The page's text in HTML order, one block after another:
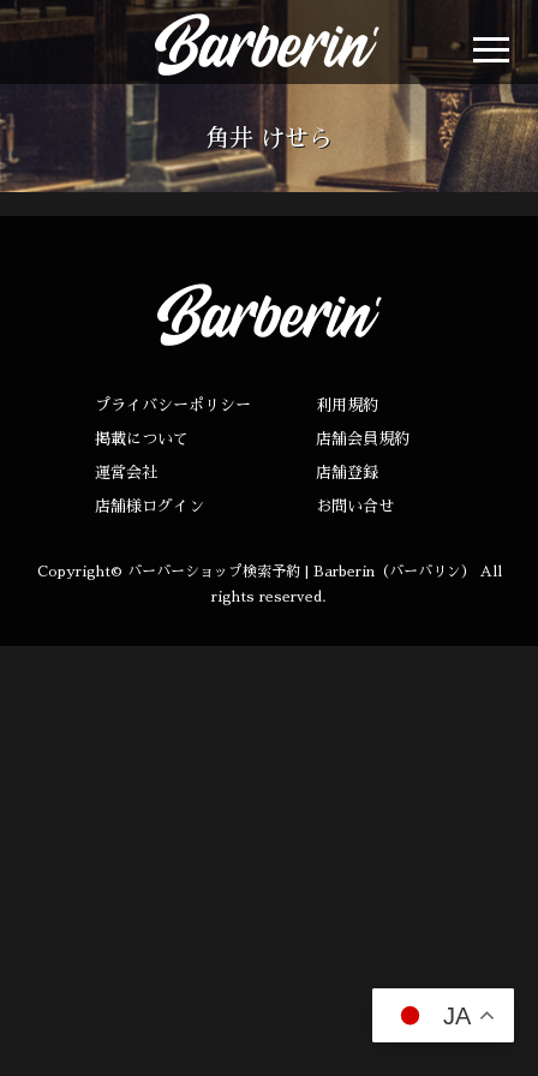
角井 けせら
プライバシーポリシー 利用規約
掲載について 店舗会員規約
運営会社 店舗登録
店舗様ログイン お問い合せ
Copyright© バーバーショップ検索予約 | Barberin（バーバリン）
All
rights reserved.
JA